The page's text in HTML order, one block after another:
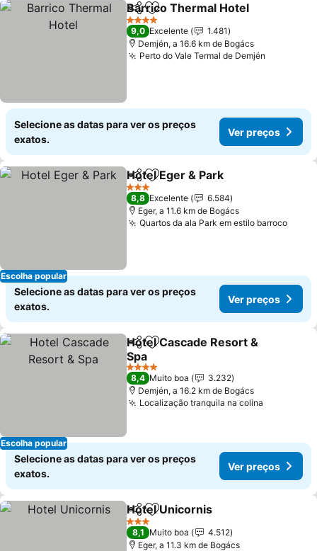
PartilharAdicionar aos favoritos
Barrico Thermal Hotel
4 Estrelas
9,0 Excelente
1.481
Demjén, a 16.6 km de Bogács
Perto do Vale Termal de Demjén
Selecione as datas para ver os preços
exatos.
Ver preços
Escolha popular
PartilharAdicionar aos favoritos
Hotel Eger & Park
3 Estrelas
8,8 Excelente
6.584
Eger, a 11.6 km de Bogács
Quartos da ala Park em estilo barroco
Selecione as datas para ver os preços
exatos.
Ver preços
Escolha popular
PartilharAdicionar aos favoritos
Hotel Cascade Resort &
Spa
4 Estrelas
8,4 Muito boa
3.232
Demjén, a 16.2 km de Bogács
Localização tranquila na colina
Selecione as datas para ver os preços
exatos.
Ver preços
PartilharAdicionar aos favoritos
Hotel Unicornis
3 Estrelas
8,1 Muito boa
4.512
Eger, a 11.3 km de Bogács